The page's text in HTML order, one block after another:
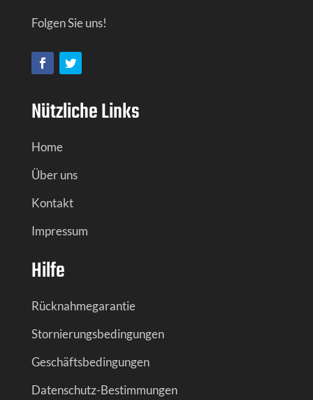
Folgen Sie uns!
Nützliche Links
Home
Über uns
Kontakt
Impressum
Hilfe
Rücknahmegarantie
Stornierungsbedingungen
Geschäftsbedingungen
Datenschutz-Bestimmungen